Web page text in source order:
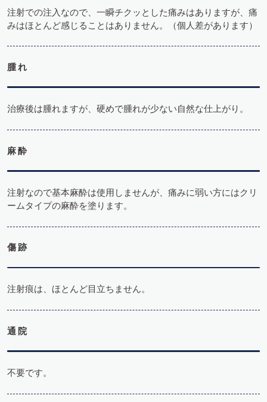
注射での注入なので、一瞬チクッとした痛みはありますが、痛
みはほとんど感じることはありません。（個人差があります）
腫れ
治療後は腫れますが、硬めで腫れが少ない自然な仕上がり。
麻酔
注射なので基本麻酔は使用しませんが、痛みに弱い方にはクリ
ームタイプの麻酔を塗ります。
傷跡
注射痕は、ほとんど目立ちません。
通院
不要です。